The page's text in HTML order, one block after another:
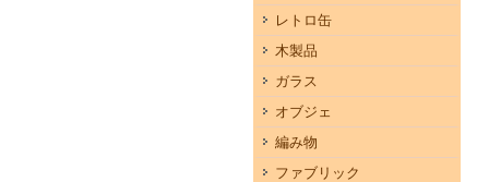
レトロ缶
木製品
ガラス
オブジェ
編み物
ファブリック